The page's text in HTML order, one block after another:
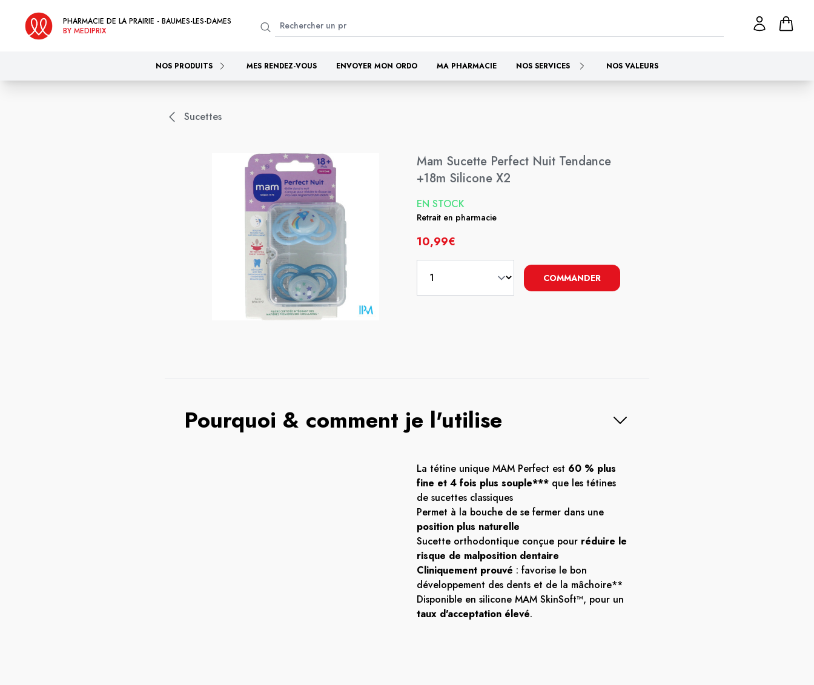
PHARMACIE DE LA PRAIRIE - BAUMES-LES-DAMES
BY MEDIPRIX
NOS PRODUITS MES RENDEZ-VOUS ENVOYER MON ORDO MA PHARMACIE NOS SERVICES NOS VALEURS
Sucettes
Mam Sucette Perfect Nuit Tendance
+18m Silicone X2
EN STOCK
Retrait en pharmacie
10,99€
COMMANDER
Pourquoi & comment je l'utilise
La tétine unique MAM Perfect est 60 % plus
fine et 4 fois plus souple*** que les tétines
de sucettes classiques
Permet à la bouche de se fermer dans une
position plus naturelle
Sucette orthodontique conçue pour réduire le
risque de malposition dentaire
Cliniquement prouvé : favorise le bon
développement des dents et de la mâchoire**
Disponible en silicone MAM SkinSoft™, pour un
taux d'acceptation élevé.